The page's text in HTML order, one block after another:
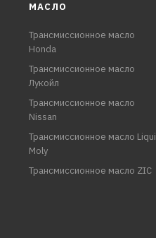
МАСЛО
Трансмиссионное масло
Honda
Трансмиссионное масло
Лукойл
Трансмиссионное масло
Nissan
Трансмиссионное масло Liqui
Moly
Трансмиссионное масло ZIC